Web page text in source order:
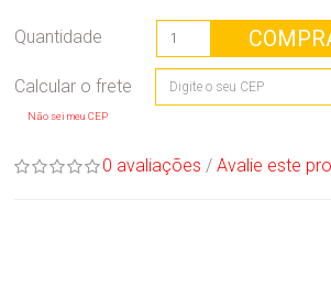
Quantidade
Não sei meu CEP
0 avaliações / Avalie este